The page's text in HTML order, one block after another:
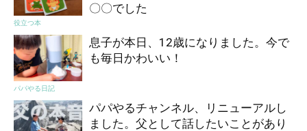
役立つ本
〇〇でした
パパやる日記
息子が本日、12歳になりました。今で
も毎日かわいい！
パパやるチャンネル、リニューアルし
ました。父として話したいことがあり